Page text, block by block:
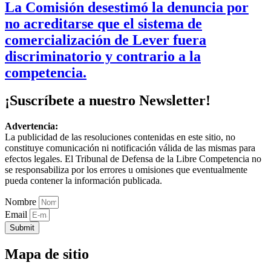
La Comisión desestimó la denuncia por
no acreditarse que el sistema de
comercialización de Lever fuera
discriminatorio y contrario a la
competencia.
¡Suscríbete a nuestro Newsletter!
Advertencia:
La publicidad de las resoluciones contenidas en este sitio, no
constituye comunicación ni notificación válida de las mismas para
efectos legales. El Tribunal de Defensa de la Libre Competencia no
se responsabiliza por los errores u omisiones que eventualmente
pueda contener la información publicada.
Nombre
Email
Submit
Mapa de sitio